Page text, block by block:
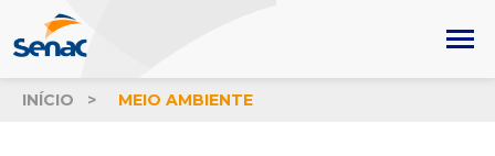
INÍCIO MEIO AMBIENTE